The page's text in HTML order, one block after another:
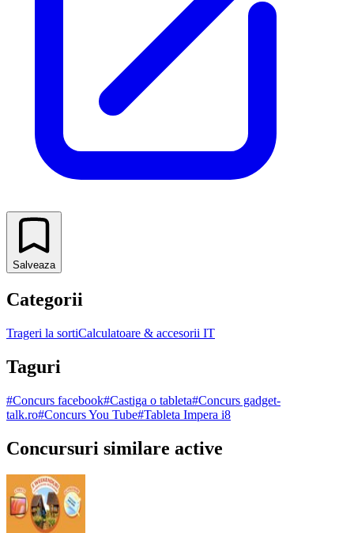
Salveaza
Categorii
Trageri la sortiCalculatoare & accesorii IT
Taguri
#Concurs facebook#Castiga o tableta#Concurs gadget-
talk.ro#Concurs You Tube#Tableta Impera i8
Concursuri similare active